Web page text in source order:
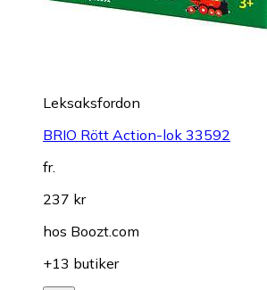
Leksaksfordon
BRIO Rött Action-lok 33592
fr.
237 kr
hos Boozt.com
+13 butiker